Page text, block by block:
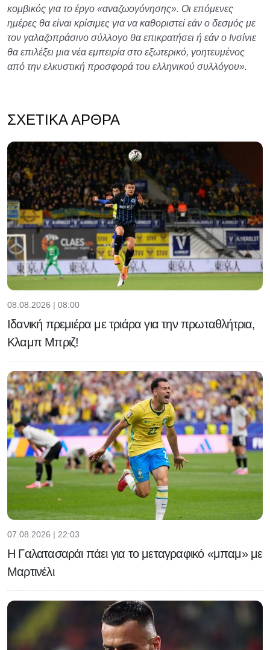
κομβικός για το έργο «αναζωογόνησης». Οι επόμενες
ημέρες θα είναι κρίσιμες για να καθοριστεί εάν ο δεσμός με
τον γαλαζοπράσινο σύλλογο θα επικρατήσει ή εάν ο Ινσίνιε
θα επιλέξει μια νέα εμπειρία στο εξωτερικό, γοητευμένος
από την ελκυστική προσφορά του ελληνικού συλλόγου».
ΣΧΕΤΙΚΆ ΆΡΘΡΑ
08.08.2026 | 08:00
Ιδανική πρεμιέρα με τριάρα για την πρωταθλήτρια,
Κλαμπ Μπριζ!
07.08.2026 | 22:03
Η Γαλατασαράι πάει για το μεταγραφικό «μπαμ» με
Μαρτινέλι